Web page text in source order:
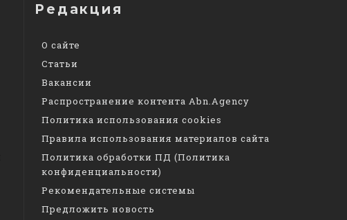
Редакция
О сайте
Статьи
Вакансии
Распространение контента Abn.Agency
Политика использования cookies
Правила использования материалов сайта
Политика обработки ПД (Политика
конфиденциальности)
Рекомендательные системы
Предложить новость